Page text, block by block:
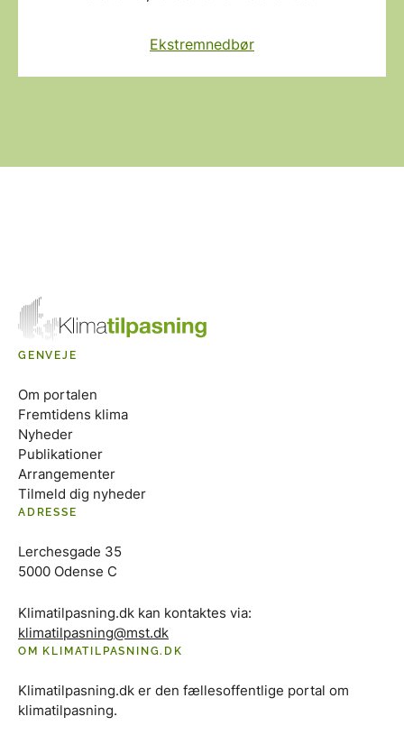
Ekstremnedbør
GENVEJE
Om portalen
Fremtidens klima
Nyheder
Publikationer
Arrangementer
Tilmeld dig nyheder
ADRESSE
Lerchesgade 35
5000 Odense C
Klimatilpasning.dk kan kontaktes via:
klimatilpasning@mst.dk
OM KLIMATILPASNING.DK
Klimatilpasning.dk er den fællesoffentlige portal om
klimatilpasning.